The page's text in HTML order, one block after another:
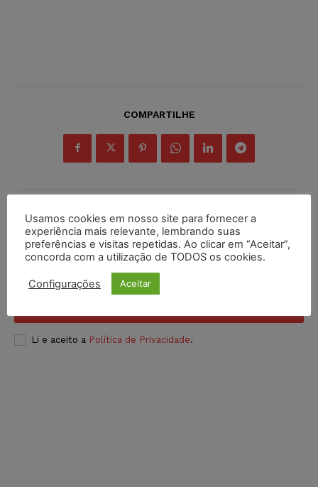
COMPARTILHE
Inscreva-se
Li e aceito a Política de Privacidade.
Usamos cookies em nosso site para fornecer a
experiência mais relevante, lembrando suas
preferências e visitas repetidas. Ao clicar em “Aceitar”,
concorda com a utilização de TODOS os cookies.
Configurações Aceitar